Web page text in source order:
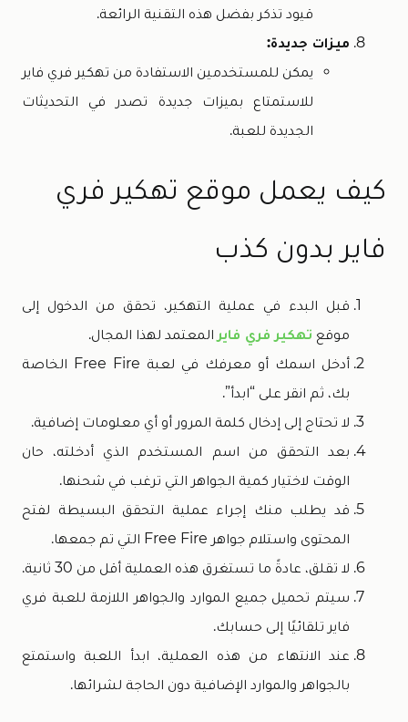
قيود تذكر بفضل هذه التقنية الرائعة.
ميزات جديدة:
يمكن للمستخدمين الاستفادة من تهكير فري فاير
للاستمتاع بميزات جديدة تصدر في التحديثات
الجديدة للعبة.
كيف يعمل موقع تهكير فري
فاير بدون كذب
قبل البدء في عملية التهكير، تحقق من الدخول إلى
موقع تهكير فري فاير المعتمد لهذا المجال.
أدخل اسمك أو معرفك في لعبة Free Fire الخاصة
بك، ثم انقر على “ابدأ”.
لا تحتاج إلى إدخال كلمة المرور أو أي معلومات إضافية.
بعد التحقق من اسم المستخدم الذي أدخلته، حان
الوقت لاختيار كمية الجواهر التي ترغب في شحنها.
قد يطلب منك إجراء عملية التحقق البسيطة لفتح
المحتوى واستلام جواهر Free Fire التي تم جمعها.
لا تقلق، عادةً ما تستغرق هذه العملية أقل من 30 ثانية.
سيتم تحميل جميع الموارد والجواهر اللازمة للعبة فري
فاير تلقائيًا إلى حسابك.
عند الانتهاء من هذه العملية، ابدأ اللعبة واستمتع
بالجواهر والموارد الإضافية دون الحاجة لشرائها.